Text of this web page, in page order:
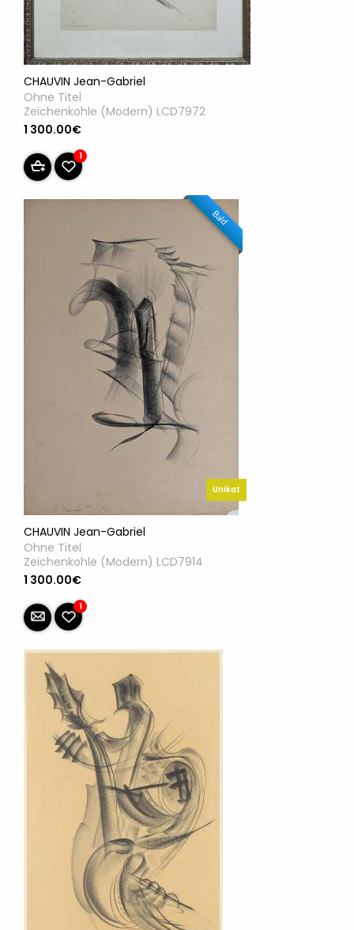
CHAUVIN Jean-Gabriel
Ohne Titel
Zeichenkohle (Modern) LCD7972
1 300.00€
1
Bald
Unikat
CHAUVIN Jean-Gabriel
Ohne Titel
Zeichenkohle (Modern) LCD7914
1 300.00€
1